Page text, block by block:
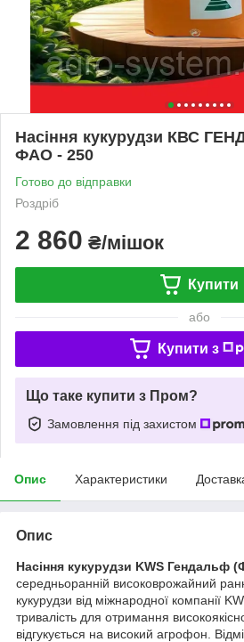
Насіння кукурудзи КВС
ФАО - 250
Готово до відправки
Роздріб
2 860 ₴/мішок
Купити
або
Купити з
Що таке купити з Пром?
Замовлення під захистом
Опис Характеристики
Опис
Насіння кукурудзи KWS Гендальф
середньоранній високоврожайний
кукурудзи від міжнародної компанії
тривалість для отримання
відгукується на високий агрофон.